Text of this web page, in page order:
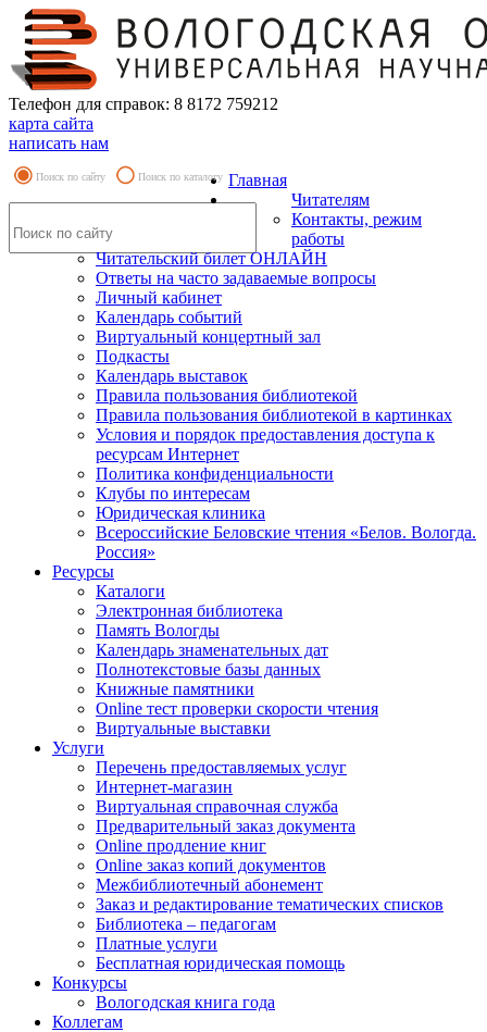
Телефон для справок: 8 8172 759212
карта сайта
написать нам
Поиск по сайту Поиск по каталогу Главная
Читателям
Контакты, режим
работы
Читательский билет ОНЛАЙН
Ответы на часто задаваемые вопросы
Личный кабинет
Календарь событий
Виртуальный концертный зал
Подкасты
Календарь выставок
Правила пользования библиотекой
Правила пользования библиотекой в картинках
Условия и порядок предоставления доступа к
ресурсам Интернет
Политика конфиденциальности
Клубы по интересам
Юридическая клиника
Всероссийские Беловские чтения «Белов. Вологда.
Россия»
Ресурсы
Каталоги
Электронная библиотека
Память Вологды
Календарь знаменательных дат
Полнотекстовые базы данных
Книжные памятники
Online тест проверки скорости чтения
Виртуальные выставки
Услуги
Перечень предоставляемых услуг
Интернет-магазин
Виртуальная справочная служба
Предварительный заказ документа
Online продление книг
Online заказ копий документов
Межбиблиотечный абонемент
Заказ и редактирование тематических списков
Библиотека – педагогам
Платные услуги
Бесплатная юридическая помощь
Конкурсы
Вологодская книга года
Коллегам